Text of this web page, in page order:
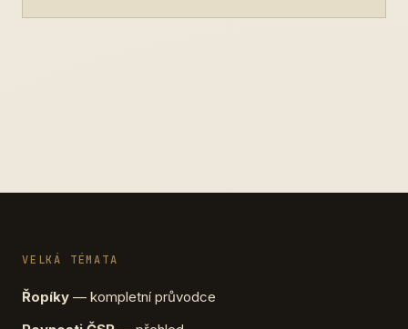
VELKÁ TÉMATA
Řopíky — kompletní průvodce